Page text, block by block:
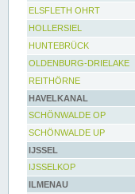
ELSFLETH OHRT
HOLLERSIEL
HUNTEBRÜCK
OLDENBURG-DRIELAKE
REITHÖRNE
HAVELKANAL
SCHÖNWALDE OP
SCHÖNWALDE UP
IJSSEL
IJSSELKOP
ILMENAU